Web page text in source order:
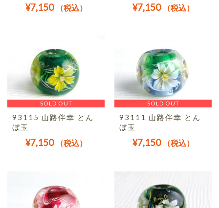
¥7,150 （税込） ¥7,150 （税込）
SOLD OUT
93115 山路伴幸 とん
ぼ玉
¥7,150 （税込）
SOLD OUT
93111 山路伴幸 とん
ぼ玉
¥7,150 （税込）